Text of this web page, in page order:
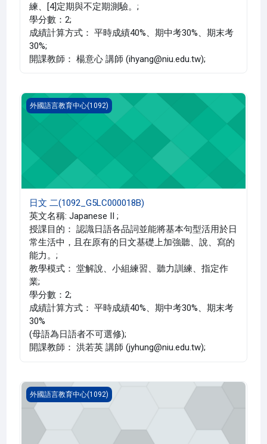
練、[4]定期與不定期測驗。;
學分數：2;
成績計算方式： 平時成績40%、期中考30%、期末考
30%;
開課教師： 楊意心 講師 (ihyang@niu.edu.tw);
日文 二(1092_G5LC000018B)
外國語言教育中心(1092)
日文 二(1092_G5LC000018B)
英文名稱: Japanese II ;
授課目的： 認識日語各品詞並能將基本句型活用於日
常生活中，且在原有的日文基礎上加強聽、說、寫的
能力。;
教學模式： 堂解說、小組練習、聽力訓練、指定作
業;
學分數：2;
成績計算方式： 平時成績40%、期中考30%、期末考
30%
(母語為日語者不可選修);
開課教師： 洪若英 講師 (jyhung@niu.edu.tw);
日文 二(1092_G5LC000018A)
外國語言教育中心(1092)